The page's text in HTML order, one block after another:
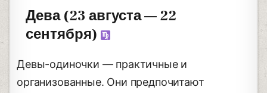
Дева (23 августа — 22
сентября)
Девы-одиночки — практичные и
организованные. Они предпочитают